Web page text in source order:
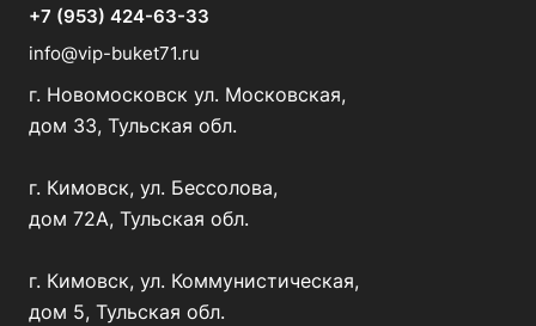
+7 (953) 424-63-33
info@vip-buket71.ru
г. Новомосковск ул. Московская,
дом 33, Тульская обл.
г. Кимовск, ул. Бессолова,
дом 72А, Тульская обл.
г. Кимовск, ул. Коммунистическая,
дом 5, Тульская обл.